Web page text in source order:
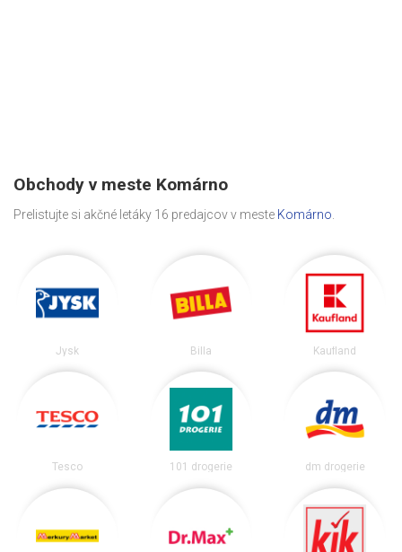
Obchody v meste Komárno
Prelistujte si akčné letáky 16 predajcov v meste Komárno
Jysk Billa Kaufland
Tesco 101 drogerie dm drogerie